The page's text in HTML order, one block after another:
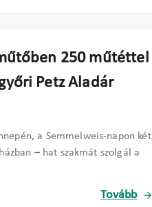
250 műtéttel
Petz Aladár
a Semmelweis-napon két
– hat szakmát szolgál a
Tovább